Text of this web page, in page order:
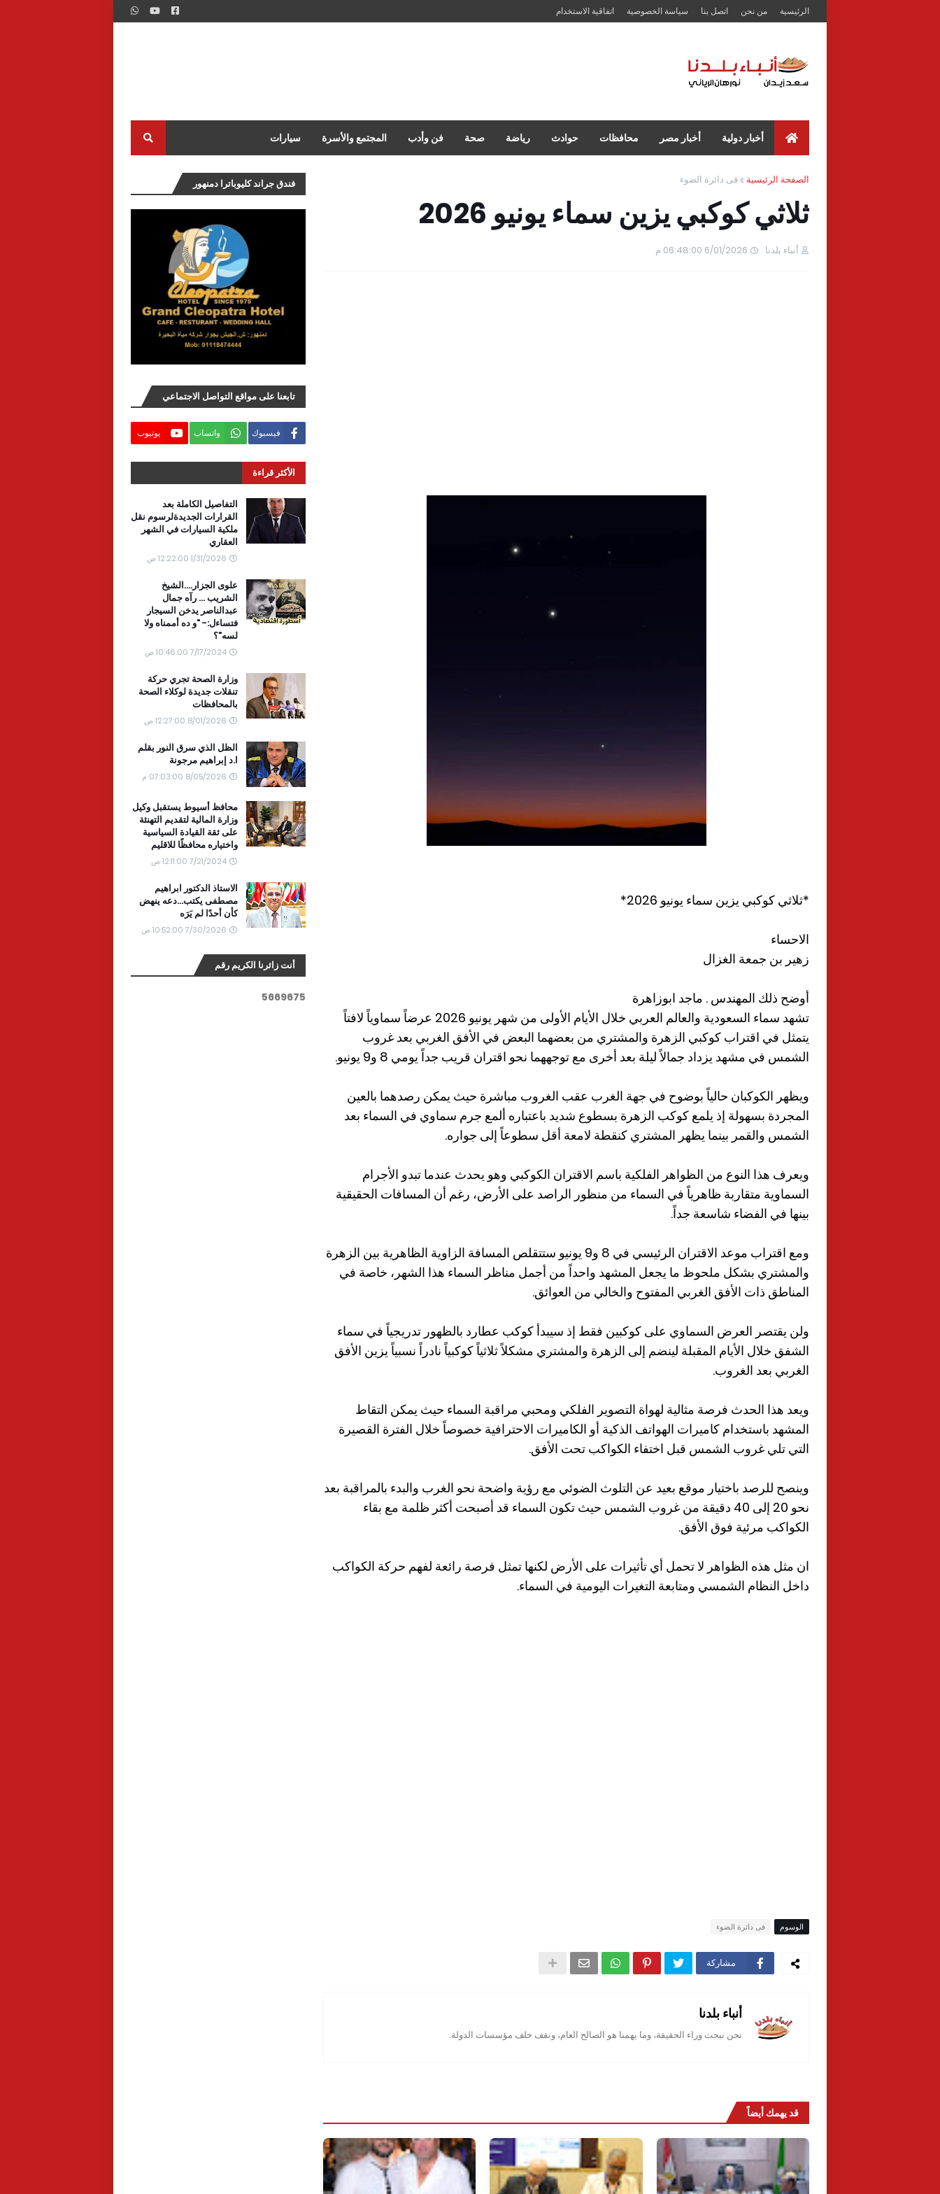
الرئيسية من نحن اتصل بنا سياسة الخصوصية اتفاقية الاستخدام
أخبار دولية أخبار مصر محافظات حوادث رياضة صحة فن وأدب المجتمع والأسرة سيارات
الصفحة الرئيسية فى دائرة الضوء
ثلاثي كوكبي يزين سماء يونيو 2026
أنباء بلدنا 6/01/2026 06:48:00 م
*ثلاثي كوكبي يزين سماء يونيو 2026*
الاحساء
زهير بن جمعة الغزال
أوضح ذلك المهندس . ماجد ابوزاهرة
تشهد سماء السعودية والعالم العربي خلال الأيام الأولى من شهر يونيو 2026 عرضاً سماوياً لافتاً
يتمثل في اقتراب كوكبي الزهرة والمشتري من بعضهما البعض في الأفق الغربي بعد غروب
الشمس في مشهد يزداد جمالاً ليلة بعد أخرى مع توجههما نحو اقتران قريب جداً يومي 8 و9 يونيو.
ويظهر الكوكبان حالياً بوضوح في جهة الغرب عقب الغروب مباشرة حيث يمكن رصدهما بالعين
المجردة بسهولة إذ يلمع كوكب الزهرة بسطوع شديد باعتباره ألمع جرم سماوي في السماء بعد
الشمس والقمر بينما يظهر المشتري كنقطة لامعة أقل سطوعاً إلى جواره.
ويعرف هذا النوع من الظواهر الفلكية باسم الاقتران الكوكبي وهو يحدث عندما تبدو الأجرام
السماوية متقاربة ظاهرياً في السماء من منظور الراصد على الأرض، رغم أن المسافات الحقيقية
بينها في الفضاء شاسعة جداً.
ومع اقتراب موعد الاقتران الرئيسي في 8 و9 يونيو ستتقلص المسافة الزاوية الظاهرية بين الزهرة
والمشتري بشكل ملحوظ ما يجعل المشهد واحداً من أجمل مناظر السماء هذا الشهر، خاصة في
المناطق ذات الأفق الغربي المفتوح والخالي من العوائق.
ولن يقتصر العرض السماوي على كوكبين فقط إذ سيبدأ كوكب عطارد بالظهور تدريجياً في سماء
الشفق خلال الأيام المقبلة لينضم إلى الزهرة والمشتري مشكلاً ثلاثياً كوكبياً نادراً نسبياً يزين الأفق
الغربي بعد الغروب.
ويعد هذا الحدث فرصة مثالية لهواة التصوير الفلكي ومحبي مراقبة السماء حيث يمكن التقاط
المشهد باستخدام كاميرات الهواتف الذكية أو الكاميرات الاحترافية خصوصاً خلال الفترة القصيرة
التي تلي غروب الشمس قبل اختفاء الكواكب تحت الأفق.
وينصح للرصد باختيار موقع بعيد عن التلوث الضوئي مع رؤية واضحة نحو الغرب والبدء بالمراقبة بعد
نحو 20 إلى 40 دقيقة من غروب الشمس حيث تكون السماء قد أصبحت أكثر ظلمة مع بقاء
الكواكب مرئية فوق الأفق.
ان مثل هذه الظواهر لا تحمل أي تأثيرات على الأرض لكنها تمثل فرصة رائعة لفهم حركة الكواكب
داخل النظام الشمسي ومتابعة التغيرات اليومية في السماء.
الوسوم فى دائرة الضوء
مشاركة
أنباء بلدنا
نحن نبحث وراء الحقيقة، وما يهمنا هو الصالح العام، ونقف خلف مؤسسات الدولة.
قد يهمك أيضاً
فندق جراند كليوباترا دمنهور
تابعنا على مواقع التواصل الاجتماعي
فيسبوك واتساب يوتيوب
الأكثر قراءة
التفاصيل الكاملة بعد
القرارات الجديدةلرسوم نقل
ملكية السيارات في الشهر
العقاري
1/31/2026 12:22:00 ص
علوى الجزار....الشيخ
الشريب ... رآه جمال
عبدالناصر يدخن السيجار
فتساءل:- "و ده أممناه ولا
لسه"؟
7/17/2024 10:46:00 ص
وزارة الصحة تجري حركة
تنقلات جديدة لوكلاء الصحة
بالمحافظات
8/01/2026 12:27:00 ص
الظل الذي سرق النور بقلم
ا.د إبراهيم مرجونة
8/05/2026 07:03:00 م
محافظ أسيوط يستقبل وكيل
وزارة المالية لتقديم التهنئة
على ثقة القيادة السياسية
واختياره محافظًا للاقليم
7/21/2024 12:11:00 ص
الاستاذ الدكتور ابراهيم
مصطفى يكتب...دعه ينهض
كأن أحدًا لم يَرَه
7/30/2026 10:52:00 ص
أنت زائرنا الكريم رقم
5669675